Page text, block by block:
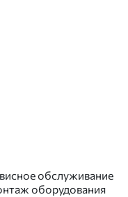
обслуживание
оборудования